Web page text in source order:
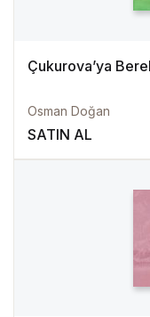
Çukurova’ya
Osman Doğan
SATIN AL